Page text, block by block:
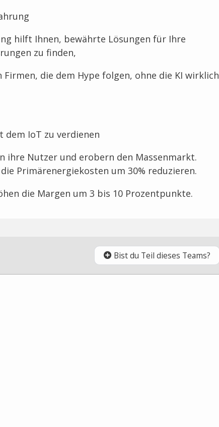
hilft Ihnen, bewährte Lösungen für Ihre
zu finden,
Firmen, die dem Hype folgen, ohne die KI wirklich
dem IoT zu verdienen
ihre Nutzer und erobern den Massenmarkt.
Primärenergiekosten um 30% reduzieren.
die Margen um 3 bis 10 Prozentpunkte.
Bist du Teil dieses Teams?